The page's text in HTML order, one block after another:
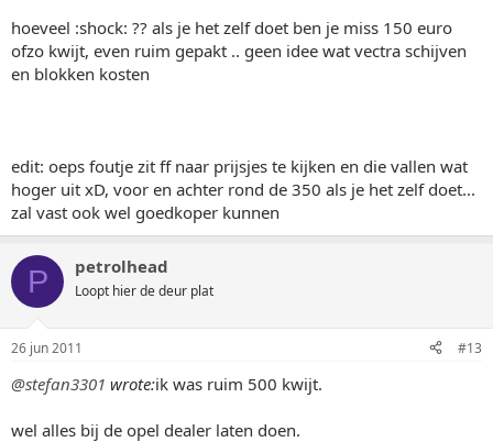
hoeveel :shock: ?? als je het zelf doet ben je miss 150 euro
ofzo kwijt, even ruim gepakt .. geen idee wat vectra schijven
en blokken kosten
edit: oeps foutje zit ff naar prijsjes te kijken en die vallen wat
hoger uit xD, voor en achter rond de 350 als je het zelf doet...
zal vast ook wel goedkoper kunnen
P petrolhead
Loopt hier de deur plat
26 jun 2011 #13
@stefan3301 wrote:ik was ruim 500 kwijt.
wel alles bij de opel dealer laten doen.